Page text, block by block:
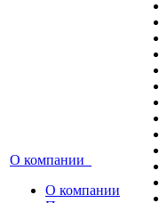
О компании
О компании